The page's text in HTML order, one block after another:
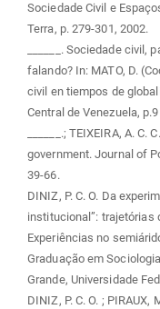
Sociedade Civil e
Terra, p. 279-301, 2002.
______. Sociedade
falando? In: MATO, D.
civil en tiempos de
Central de Venezuela,
______.; TEIXEIRA, A.
government. Journal of
39-66.
DINIZ, P. C. O. Da
institucional”: trajetórias
Experiências no
Graduação em
Grande, Universidade
DINIZ, P. C. O. ;